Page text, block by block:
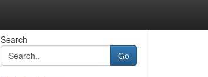
Search
Go